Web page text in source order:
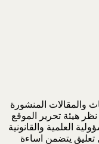
والمقالات المنشورة
هيئة تحرير الموقع
العلمية والقانونية
تعليق يتضمن اساءة